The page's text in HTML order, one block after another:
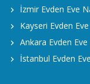
İzmir Evden Eve
Kayseri Evden
Ankara Evden
İstanbul Evden